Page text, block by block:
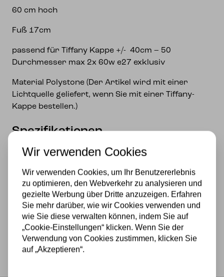
60 cm hoch
Fuß 17cm
passend für Tiffany Kappe +/- 40cm – 50
Durchmesser max 2x 60w e27 exklusiv
Material Polystone (Der Artikel wird mit einer
Lichtquelle geliefert, wenn Sie mit einer Tiffany-
Kappe bestellen.)
Spezifikationen
Fassung
Stromversorgung
230v
Lichtquelle
Wir verwenden Cookies
Wir verwenden Cookies, um Ihr Benutzererlebnis
zu optimieren, den Webverkehr zu analysieren und
gezielte Werbung über Dritte anzuzeigen. Erfahren
Sie mehr darüber, wie wir Cookies verwenden und
wie Sie diese verwalten können, indem Sie auf
„Cookie-Einstellungen“ klicken. Wenn Sie der
Verwendung von Cookies zustimmen, klicken Sie
auf „Akzeptieren“.